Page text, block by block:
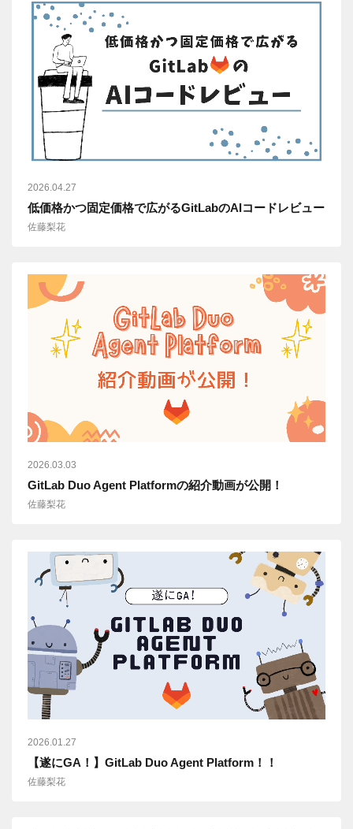
2026.04.27
低価格かつ固定価格で広がるGitLabのAIコードレビュー
佐藤梨花
2026.03.03
GitLab Duo Agent Platformの紹介動画が公開！
佐藤梨花
2026.01.27
【遂にGA！】GitLab Duo Agent Platform！！
佐藤梨花